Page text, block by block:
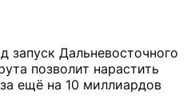
запуск Дальневосточного
позволит нарастить
ещё на 10 миллиардов